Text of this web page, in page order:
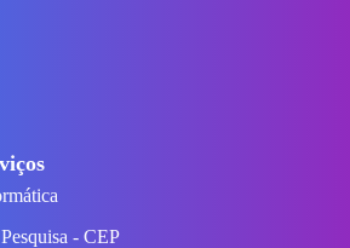
- CEP